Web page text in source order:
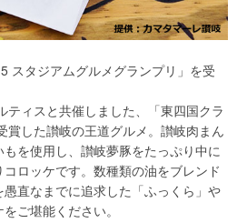
スタジアムグルメグランプリ」を受
ティスと共催しました、「東四国クラ
賞した讃岐の王道グルメ。讃岐肉まん
を使用し、讃岐夢豚をたっぷり中に
ロッケです。数種類の油をブレンド
直なまでに追求した「ふっくら」や
ご堪能ください。